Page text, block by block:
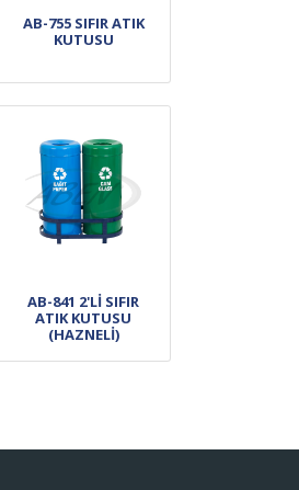
AB-755 SIFIR ATIK
KUTUSU
AB-841 2'Lİ SIFIR
ATIK KUTUSU
(HAZNELİ)